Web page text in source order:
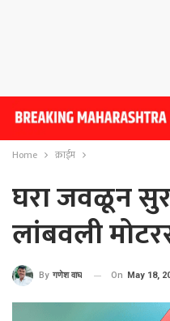
Home क्राईम
घरा जवळून
लांबवली
By गणेश वाघ On May 18,